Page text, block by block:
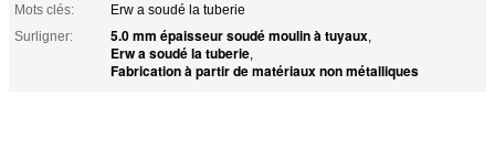
Mots clés:
Erw a soudé la tuberie
Surligner:
5.0 mm épaisseur soudé moulin à tuyaux,
Erw a soudé la tuberie,
Fabrication à partir de matériaux non métalliques